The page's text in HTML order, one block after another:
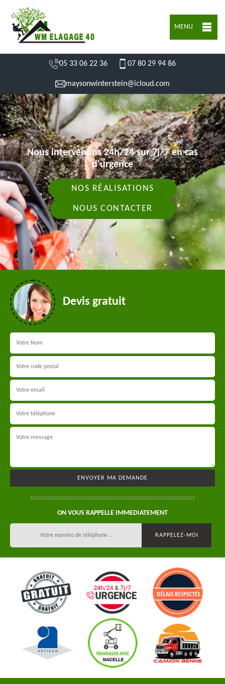
MENU
05 33 06 22 36 07 80 29 94 86
maysonwinterstein@icloud.com
Nous intervenons 24h/24 sur 7j/7 en cas
d'urgence
NOS RÉALISATIONS
NOUS CONTACTER
Devis gratuit
ON VOUS RAPPELLE IMMEDIATEMENT